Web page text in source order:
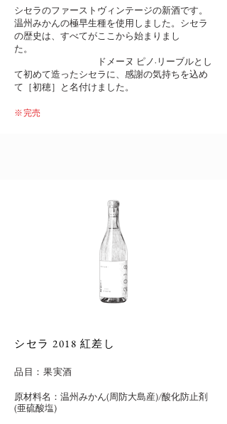
シセラのファーストヴィンテージの新酒です。
温州みかんの極早生種を使用しました。シセラ
の歴史は、すべてがここから始まりまし
た。
ドメーヌ ピノ·リーブルとし
て初めて造ったシセラに、感謝の気持ちを込め
て［初穂］と名付けました。
​※完売
シセラ 2018 紅差し
品目： 果実酒
原材料名：温州みかん(周防大島産)/酸化防止剤
(亜硫酸塩)